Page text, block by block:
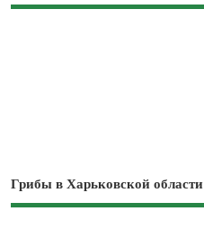
Грибы в Харьковской области